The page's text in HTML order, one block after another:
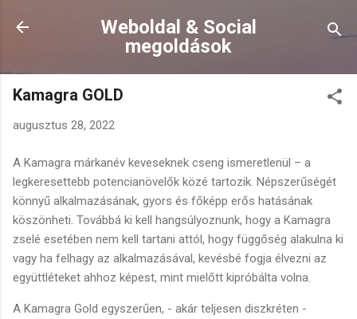
Ugrás a fő tartalomra
Weboldal & Social
megoldások
Kamagra GOLD
augusztus 28, 2022
A Kamagra márkanév keveseknek cseng ismeretlenül – a
legkeresettebb potencianövelők közé tartozik. Népszerűségét
könnyű alkalmazásának, gyors és főképp erős hatásának
köszönheti. Továbbá ki kell hangsúlyoznunk, hogy a Kamagra
zselé esetében nem kell tartani attól, hogy függőség alakulna ki
vagy ha felhagy az alkalmazásával, kevésbé fogja élvezni az
együttléteket ahhoz képest, mint mielőtt kipróbálta volna.
A Kamagra Gold egyszerűen, - akár teljesen diszkréten -